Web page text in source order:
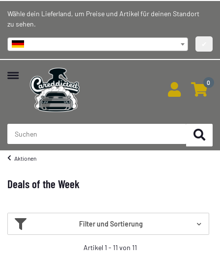
Wähle dein Lieferland, um Preise und Artikel für deinen Standort
zu sehen.
0
Aktionen
Deals of the Week
Filter und Sortierung
Artikel 1 - 11 von 11